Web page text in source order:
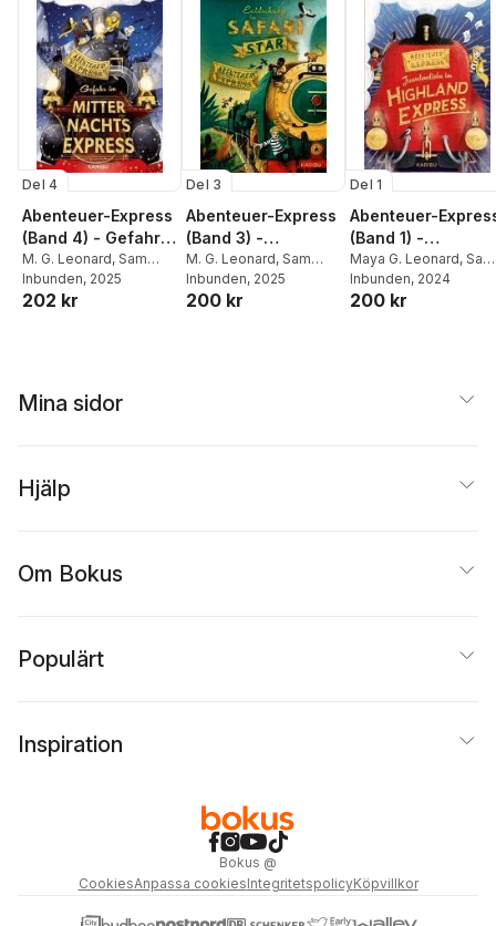
Del 4
Abenteuer-Express
(Band 4) - Gefahr
im
Mitternachtsexpres
s
M. G. Leonard, Sam
Sedgman
Inbunden, 2025
202 kr
Del 3
Abenteuer-Express
(Band 3) -
Entdeckung im
Safari Star
M. G. Leonard, Sam
Sedgman
Inbunden, 2025
200 kr
Del 1
Abenteuer-
(Band 1) -
Juwelendiebe im
Highland Express
Maya G. Leonard, Sam
Sedgman
Inbunden, 2024
200 kr
Mina sidor
Hjälp
Om Bokus
Populärt
Inspiration
Bokus @
CookiesAnpassa cookiesIntegritetspolicyKöpvillkor